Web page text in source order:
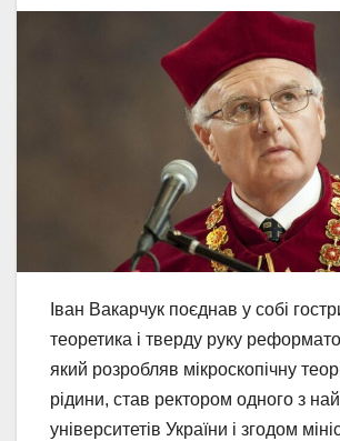
Іван Вакарчук поєднав у собі
теоретика і тверду руку
який розробляв мікроскопічну
рідини, став ректором одного з
університетів України і згодом